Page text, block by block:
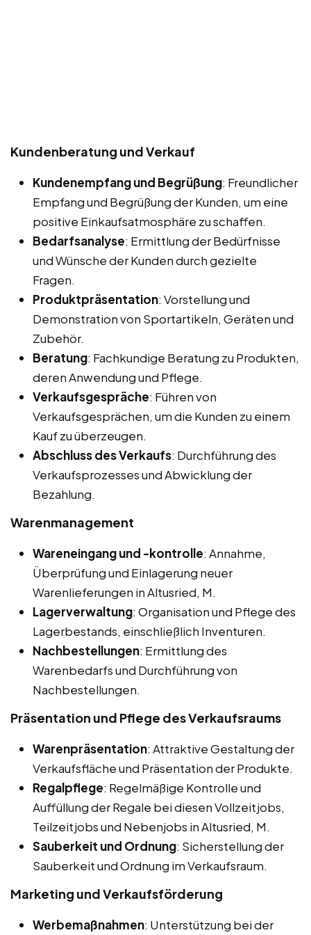
Kundenberatung und Verkauf
Kundenempfang und Begrüßung: Freundlicher
Empfang und Begrüßung der Kunden, um eine
positive Einkaufsatmosphäre zu schaffen.
Bedarfsanalyse: Ermittlung der Bedürfnisse
und Wünsche der Kunden durch gezielte
Fragen.
Produktpräsentation: Vorstellung und
Demonstration von Sportartikeln, Geräten und
Zubehör.
Beratung: Fachkundige Beratung zu Produkten,
deren Anwendung und Pflege.
Verkaufsgespräche: Führen von
Verkaufsgesprächen, um die Kunden zu einem
Kauf zu überzeugen.
Abschluss des Verkaufs: Durchführung des
Verkaufsprozesses und Abwicklung der
Bezahlung.
Warenmanagement
Wareneingang und -kontrolle: Annahme,
Überprüfung und Einlagerung neuer
Warenlieferungen in Altusried, M.
Lagerverwaltung: Organisation und Pflege des
Lagerbestands, einschließlich Inventuren.
Nachbestellungen: Ermittlung des
Warenbedarfs und Durchführung von
Nachbestellungen.
Präsentation und Pflege des Verkaufsraums
Warenpräsentation: Attraktive Gestaltung der
Verkaufsfläche und Präsentation der Produkte.
Regalpflege: Regelmäßige Kontrolle und
Auffüllung der Regale bei diesen Vollzeitjobs,
Teilzeitjobs und Nebenjobs in Altusried, M.
Sauberkeit und Ordnung: Sicherstellung der
Sauberkeit und Ordnung im Verkaufsraum.
Marketing und Verkaufsförderung
Werbemaßnahmen: Unterstützung bei der